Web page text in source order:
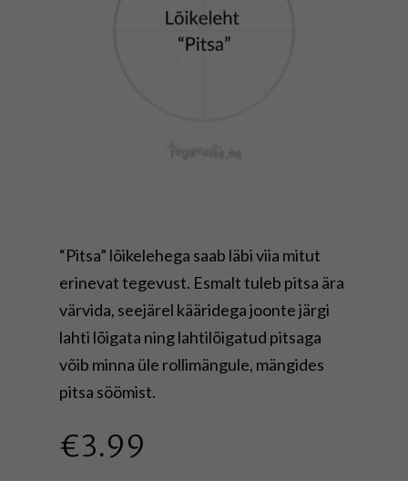
“Pitsa” lõikelehega saab läbi viia mitut
erinevat tegevust. Esmalt tuleb pitsa ära
värvida, seejärel kääridega joonte järgi
lahti lõigata ning lahtilõigatud pitsaga
võib minna üle rollimängule, mängides
pitsa söömist.
€3.99